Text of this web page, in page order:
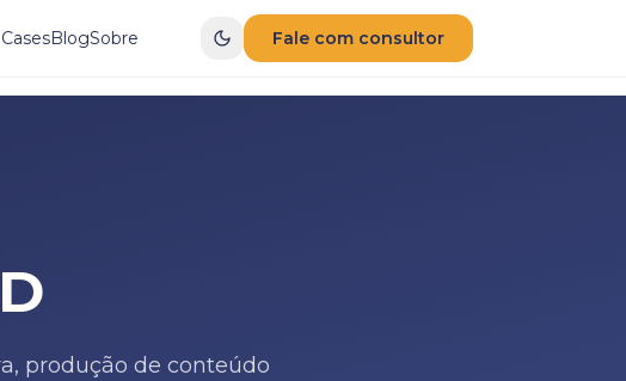
CasesBlogSobre Fale com consultor
produção de conteúdo